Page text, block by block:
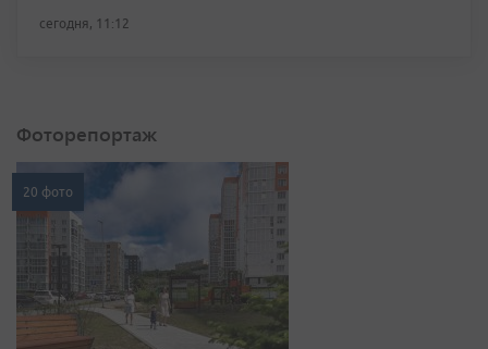
сегодня, 11:12
Фоторепортаж
20 фото